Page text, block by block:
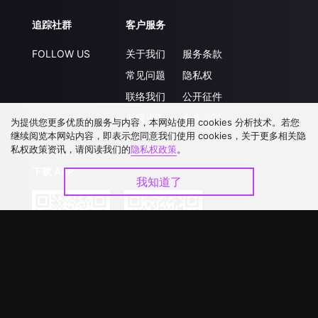
追踪社群
FOLLOW US
客户服务
关于我们
常见问题
联络我们
升级VIP
服务条款
隐私权
公开征件
合作洽談
下载 APP
为提供您更多优质的服务与内容，本网站使用 cookies 分析技术。若您
继续阅览本网站内容，即表示您同意我们使用 cookies，关于更多相关隐
私权政策资讯，请阅读我们的隐私权政策。
我知道了